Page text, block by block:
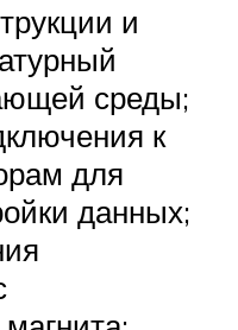
и
среды;
к
для
данных;